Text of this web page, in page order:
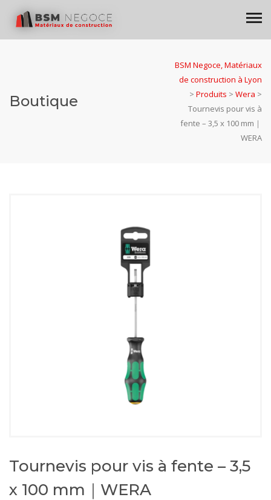
Boutique
BSM Negoce, Matériaux
de construction à Lyon
> Produits > Wera >
Tournevis pour vis à
fente – 3,5 x 100 mm｜
WERA
Tournevis pour vis à fente – 3,5
x 100 mm｜WERA